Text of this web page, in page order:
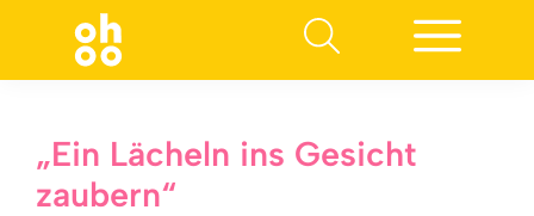
„Ein Lächeln ins Gesicht
zaubern“